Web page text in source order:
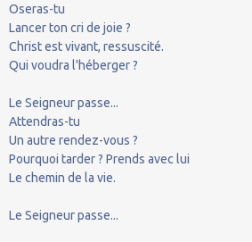
Oseras-tu
Lancer ton cri de joie ?
Christ est vivant, ressuscité.
Qui voudra l'héberger ?
Le Seigneur passe...
Attendras-tu
Un autre rendez-vous ?
Pourquoi tarder ? Prends avec lui
Le chemin de la vie.
Le Seigneur passe...